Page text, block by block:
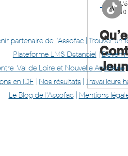
10
partenaire de l'Assofac Trouver un
Plateforme LMS Dstanciel
Val de Loire et Nouvelle Aquitaine
en IDF
Nos résultats Travailleurs
Le Blog de l'Assofac
Mentions